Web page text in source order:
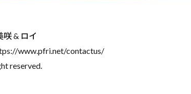
咲 & ロイ
www.pfri.net/contactus/
reserved.